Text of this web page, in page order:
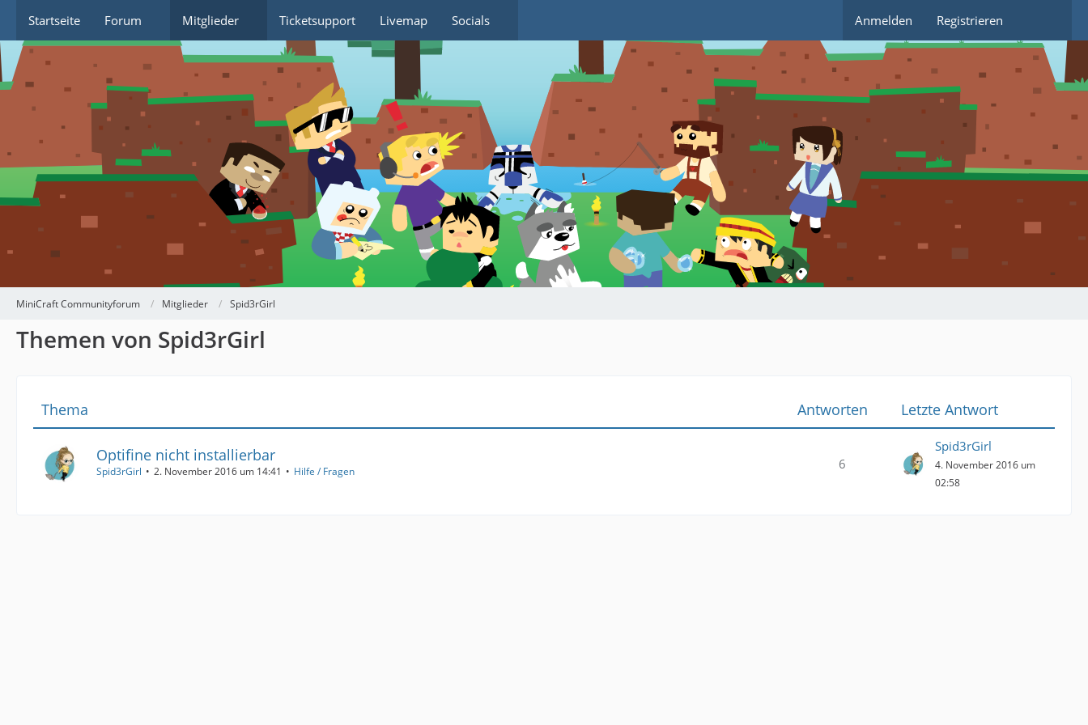
Startseite Forum Mitglieder Ticketsupport Livemap Socials Anmelden Registrieren
MiniCraft Communityforum Mitglieder Spid3rGirl
Themen von Spid3rGirl
Thema Antworten Letzte Antwort
Optifine nicht installierbar
Spid3rGirl 2. November 2016 um 14:41 Hilfe / Fragen 6
Spid3rGirl
4. November 2016 um
02:58